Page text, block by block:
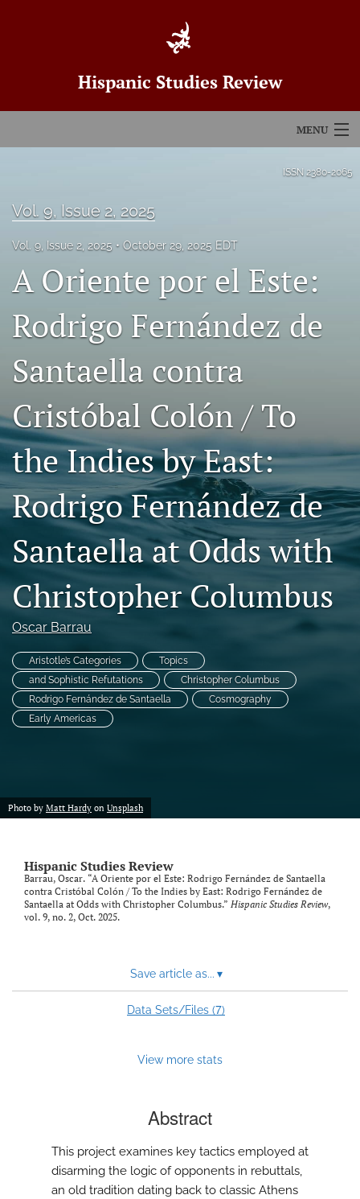
Hispanic Studies Review
MENU
About
Blog
Code of Ethics
search
RSS
feed
a
modal
a
link
feed)
ISSN 2380-2065
Vol. 9, Issue 2, 2025
Vol. 9, Issue 2, 2025 October 29, 2025 EDT
A Oriente por el Este:
Rodrigo Fernández de
Santaella contra
Cristóbal Colón / To
the Indies by East:
Rodrigo Fernández de
Santaella at Odds with
Christopher Columbus
Oscar Barrau
Aristotle’s Categories
Topics
and Sophistic Refutations
Christopher Columbus
Rodrigo Fernández de Santaella
Cosmography
Early Americas
Photo by Matt Hardy on Unsplash
Hispanic Studies Review
Barrau, Oscar. “A Oriente por el Este: Rodrigo Fernández de Santaella
contra Cristóbal Colón / To the Indies by East: Rodrigo Fernández de
Santaella at Odds with Christopher Columbus.” Hispanic Studies Review,
vol. 9, no. 2, Oct. 2025.
Save article as... ▾
Data Sets/Files (7)
View more stats
Abstract
This project examines key tactics employed at
disarming the logic of opponents in rebuttals,
an old tradition dating back to classic Athens